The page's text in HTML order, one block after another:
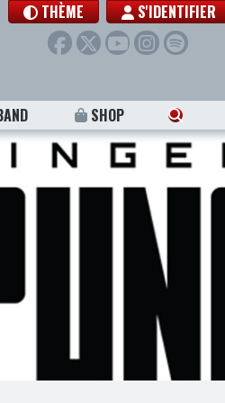
THÈME S'IDENTIFIER
SHOP